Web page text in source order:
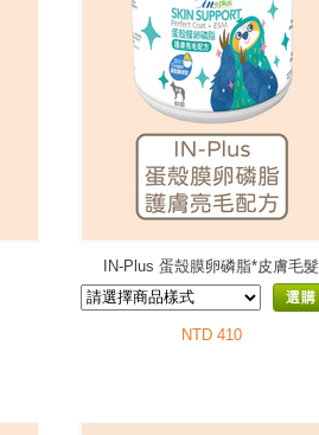
IN-Plus 蛋殼膜卵磷脂*皮膚毛髮
選購
NTD 410